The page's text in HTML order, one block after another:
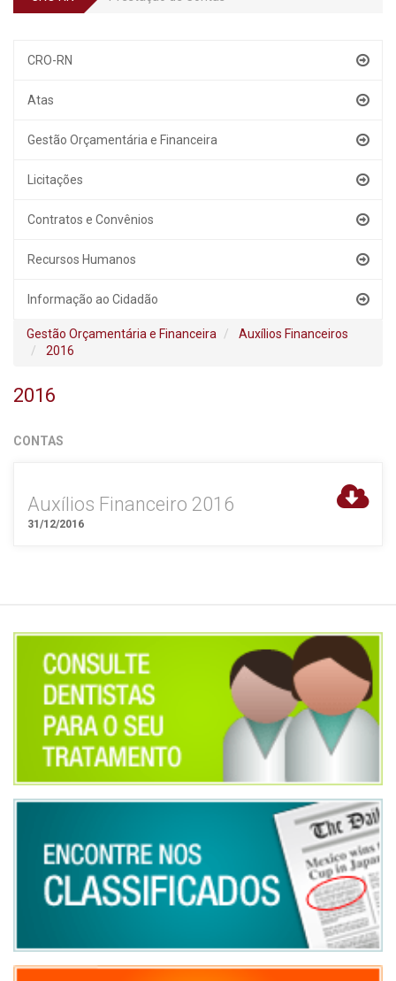
CRO-RN
Atas
Gestão Orçamentária e Financeira
Licitações
Contratos e Convênios
Recursos Humanos
Informação ao Cidadão
Gestão Orçamentária e Financeira
Auxílios Financeiros
2016
2016
CONTAS
Auxílios Financeiro 2016
31/12/2016